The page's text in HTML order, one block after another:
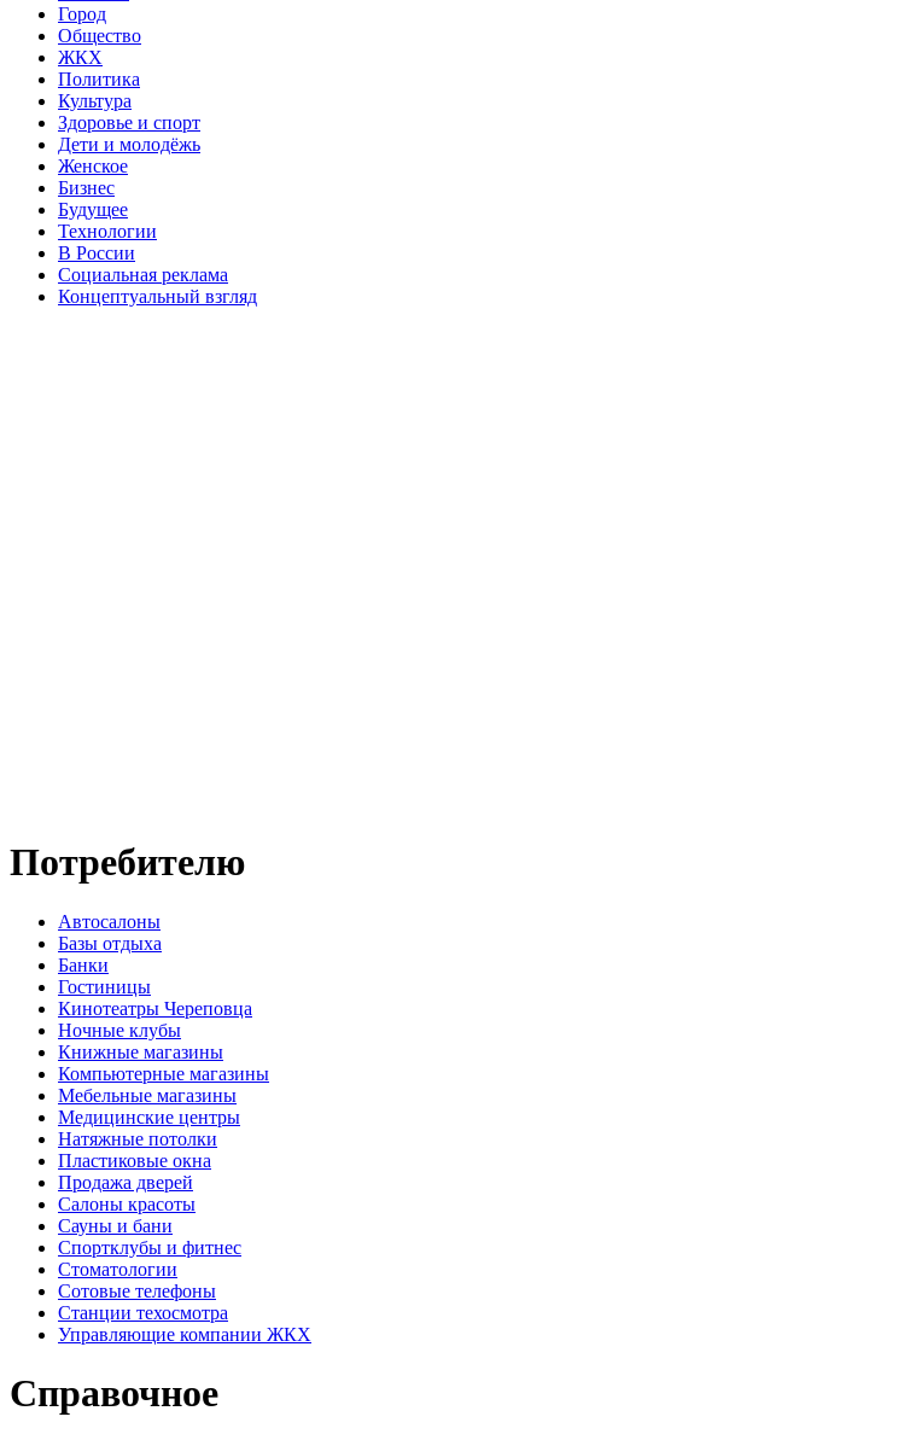
Город
Общество
ЖКХ
Политика
Культура
Здоровье и спорт
Дети и молодёжь
Женское
Бизнес
Будущее
Технологии
В России
Социальная реклама
Концептуальный взгляд
Потребителю
Автосалоны
Базы отдыха
Банки
Гостиницы
Кинотеатры Череповца
Ночные клубы
Книжные магазины
Компьютерные магазины
Мебельные магазины
Медицинские центры
Натяжные потолки
Пластиковые окна
Продажа дверей
Салоны красоты
Сауны и бани
Спортклубы и фитнес
Стоматологии
Сотовые телефоны
Станции техосмотра
Управляющие компании ЖКХ
Справочное